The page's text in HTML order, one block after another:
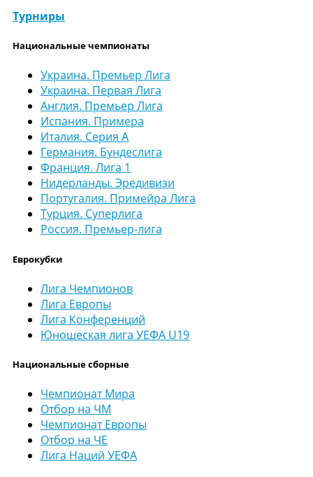
Турниры
Национальные чемпионаты
Украина. Премьер Лига
Украина. Первая Лига
Англия. Премьер Лига
Испания. Примера
Италия. Серия А
Германия. Бундеслига
Франция. Лига 1
Нидерланды. Эредивизи
Португалия. Примейра Лига
Турция. Суперлига
Россия. Премьер-лига
Еврокубки
Лига Чемпионов
Лига Европы
Лига Конференций
Юношеская лига УЕФА U19
Национальные сборные
Чемпионат Мира
Отбор на ЧМ
Чемпионат Европы
Отбор на ЧЕ
Лига Наций УЕФА